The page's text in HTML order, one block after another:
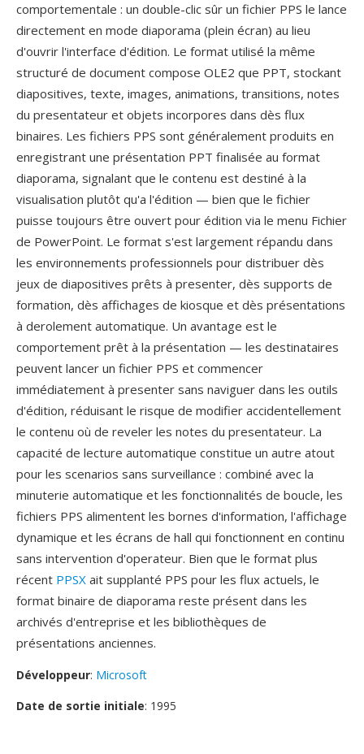
comportementale : un double-clic sûr un fichier PPS le lance
directement en mode diaporama (plein écran) au lieu
d'ouvrir l'interface d'édition. Le format utilisé la même
structuré de document compose OLE2 que PPT, stockant
diapositives, texte, images, animations, transitions, notes
du presentateur et objets incorpores dans dès flux
binaires. Les fichiers PPS sont généralement produits en
enregistrant une présentation PPT finalisée au format
diaporama, signalant que le contenu est destiné à la
visualisation plutôt qu'a l'édition — bien que le fichier
puisse toujours être ouvert pour édition via le menu Fichier
de PowerPoint. Le format s'est largement répandu dans
les environnements professionnels pour distribuer dès
jeux de diapositives prêts à presenter, dès supports de
formation, dès affichages de kiosque et dès présentations
à derolement automatique. Un avantage est le
comportement prêt à la présentation — les destinataires
peuvent lancer un fichier PPS et commencer
immédiatement à presenter sans naviguer dans les outils
d'édition, réduisant le risque de modifier accidentellement
le contenu où de reveler les notes du presentateur. La
capacité de lecture automatique constitue un autre atout
pour les scenarios sans surveillance : combiné avec la
minuterie automatique et les fonctionnalités de boucle, les
fichiers PPS alimentent les bornes d'information, l'affichage
dynamique et les écrans de hall qui fonctionnent en continu
sans intervention d'operateur. Bien que le format plus
récent PPSX ait supplanté PPS pour les flux actuels, le
format binaire de diaporama reste présent dans les
archivés d'entreprise et les bibliothèques de
présentations anciennes.
Développeur: Microsoft
Date de sortie initiale: 1995